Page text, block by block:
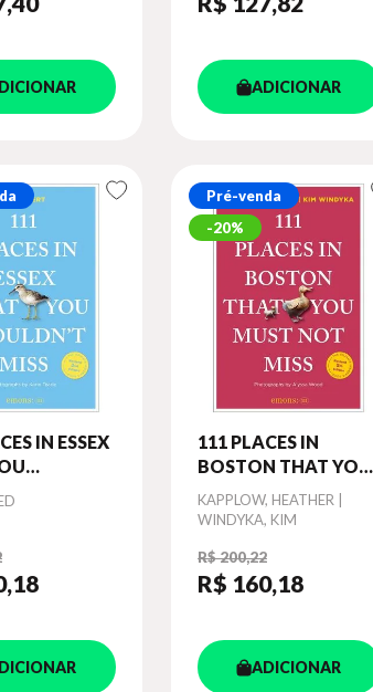
ADICIONAR
IN ESSEX
T MISS
,18
Pré-venda
20%
111 PLACES IN
BOSTON THAT YOU
MUST NOT MISS
Autor
KAPPLOW, HEATHER |
WINDYKA, KIM
R$ 200,22
R$ 160,18
ADICIONAR